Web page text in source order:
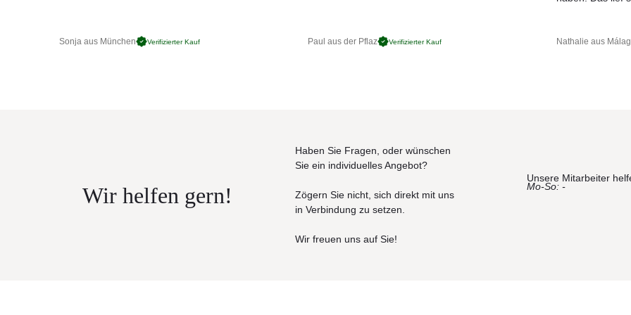
Abnehmbare Bezüge | Füllung Sitzkissen: 12cm Quick Dry Schaum | Füllung
Wetteranweisungen
UV- und witterungsbeständig. Unempfindlich gegenüber Temperaturschwankungen (-25°C bis
Sonja aus München Verifizierter Kauf Paul aus der Pflaz Verifizierter Kauf Nathalie aus
Wir helfen gern!
Haben Sie Fragen, oder wünschen
Sie ein individuelles Angebot?
Zögern Sie nicht, sich direkt mit uns
in Verbindung zu setzen.
Wir freuen uns auf Sie!
Unsere Mitarbeiter
Mo-So: -